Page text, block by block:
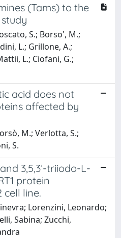
(Tams) to the
S.; Borso', M.;
L.; Grillone, A.;
L.; Ciofani, G.;
acid does not
affected by
M.; Verlotta, S.;
S.
3,5,3’-triiodo-L-
protein
cell line.
Lorenzini, Leonardo;
Sabina; Zucchi,